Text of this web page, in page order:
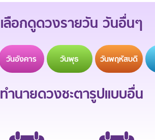
เลือกดูดวงรายวัน วันอื่นๆ
วันอังคาร วันพุธ วันพฤหัสบดี
ทำนายดวงชะตารูปแบบอื่น